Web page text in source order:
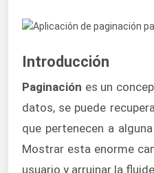
Introducción
Paginación es un
datos, se puede
que pertenecen a
Mostrar esta enorme
usuario y arruinar la